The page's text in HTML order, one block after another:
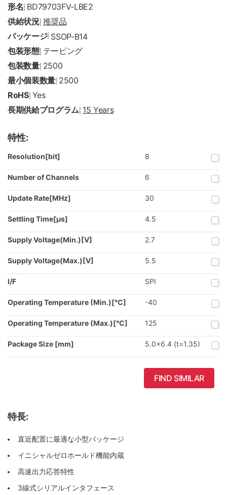
形名 BD79703FV-LBE2
供給状況| 推奨品
パッケージ| SSOP-B14
包装形態| テーピング
包装数量| 2500
最小個装数量 2500
RoHS| Yes
長期供給プログラム 15 Years
特性:
Resolution[bit] 8
Number of Channels 6
Update Rate[MHz] 30
Settling Time[µs] 4.5
Supply Voltage(Min.)[V] 2.7
Supply Voltage(Max.)[V] 5.5
I/F SPI
Operating Temperature (Min.)[°C] -40
Operating Temperature (Max.)[°C] 125
Package Size [mm] 5.0x6.4 (t=1.35)
FIND SIMILAR
特長:
直近配置に最適な小型パッケージ
イニシャルゼロホールド機能内蔵
高速出力応答特性
3線式シリアルインタフェース